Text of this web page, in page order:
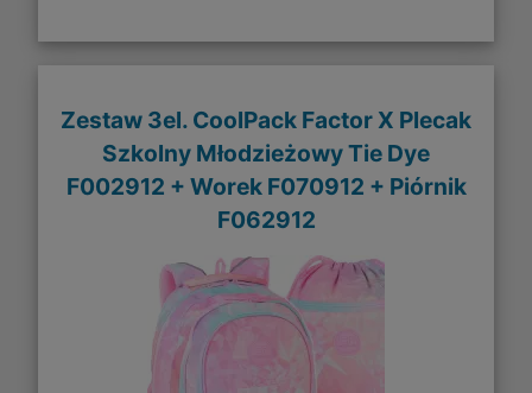
Zestaw 3el. CoolPack Factor X Plecak
Szkolny Młodzieżowy Tie Dye
F002912 + Worek F070912 + Piórnik
F062912